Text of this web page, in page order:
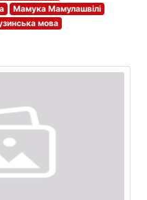
Мамука Мамулашвілі
мова